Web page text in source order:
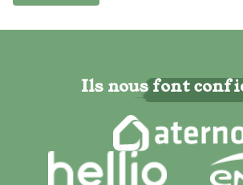
Ils nous font